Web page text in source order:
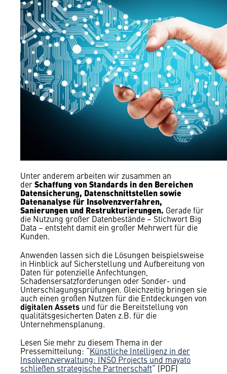
Unter anderem arbeiten wir zusammen an
derSchaffung von Standards in den Bereichen
Datensicherung, Datenschnittstellen sowie
Datenanalyse für Insolvenzverfahren,
Sanierungen und Restrukturierungen. Gerade für
die Nutzung großer Datenbestände – Stichwort Big
Data – entsteht damit ein großer Mehrwert für die
Kunden.
Anwenden lassen sich die Lösungen beispielsweise
in Hinblick auf Sicherstellung und Aufbereitung von
Daten für potenzielle Anfechtungen,
Schadensersatzforderungen oder Sonder- und
Unterschlagungsprüfungen. Gleichzeitig bringen sie
auch einen großen Nutzen für die Entdeckungen von
digitalen Assets und für die Bereitstellung von
qualitätsgesicherten Daten z.B. für die
Unternehmensplanung.
Lesen Sie mehr zu diesem Thema in der
Pressemitteilung: “Künstliche Intelligenz in der
Insolvenzverwaltung: INSO Projects und mayato
schließen strategische Partnerschaft“ (PDF)